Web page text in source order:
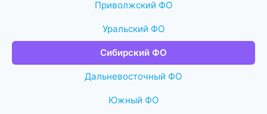
Приволжский ФО
Уральский ФО
Сибирский ФО
Дальневосточный ФО
Южный ФО